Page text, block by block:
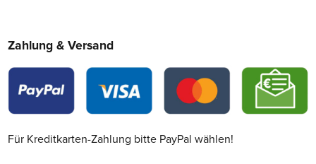
Zahlung & Versand
Für Kreditkarten-Zahlung bitte PayPal wählen!